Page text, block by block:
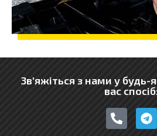
Зв'яжіться з нами у будь-
вас
P
o
e
l